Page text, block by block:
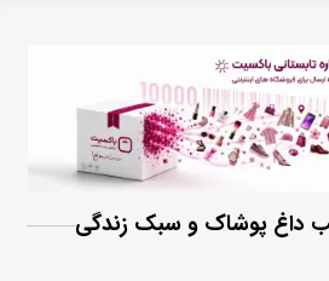
داغ پوشاک و سبک زندگی